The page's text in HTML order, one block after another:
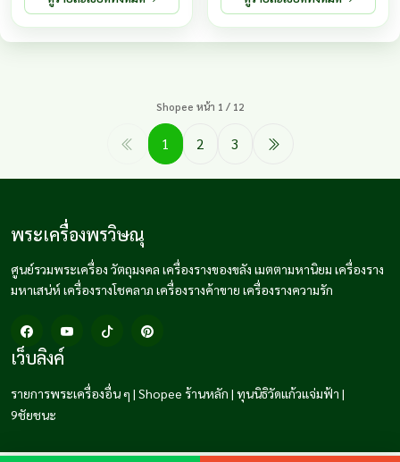
Shopee หน้า 1 / 12
1 2 3
พระเครื่องพรวิษณุ
ศูนย์รวมพระเครื่อง วัตถุมงคล เครื่องรางของขลัง เมตตามหานิยม เครื่องราง
มหาเสน่ห์ เครื่องรางโชคลาภ เครื่องรางค้าขาย เครื่องรางความรัก
เว็บลิงค์
รายการพระเครื่องอื่น ๆ | Shopee ร้านหลัก | ทุนนิธิวัดแก้วแจ่มฟ้า |
9ชัยชนะ